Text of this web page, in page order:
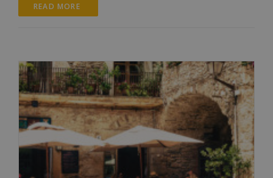
READ MORE